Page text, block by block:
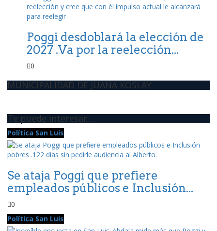
Poggi desdoblará la elección de
2027 .Va por la reelección...
0
MUNICIPALIDAD DE JUANA KOSLAY
Te puede interesar..
Política San Luis
Se ataja Poggi que prefiere
empleados públicos e Inclusión...
0
Política San Luis